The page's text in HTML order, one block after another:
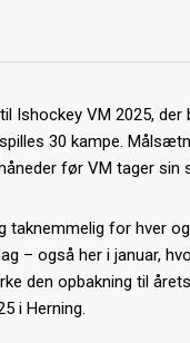
VM 2025, der
30 kampe.
før VM tager sin
for hver
– også her i januar,
den opbakning til
i Herning.